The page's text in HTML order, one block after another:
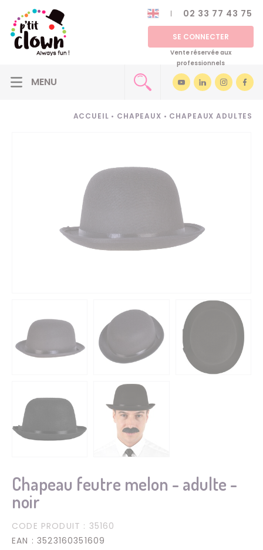
02 33 77 43 75
SE CONNECTER
Vente réservée aux
professionnels
ACCUEIL • CHAPEAUX • CHAPEAUX ADULTES
Chapeau feutre melon - adulte -
noir
CODE PRODUIT : 35160
EAN : 3523160351609